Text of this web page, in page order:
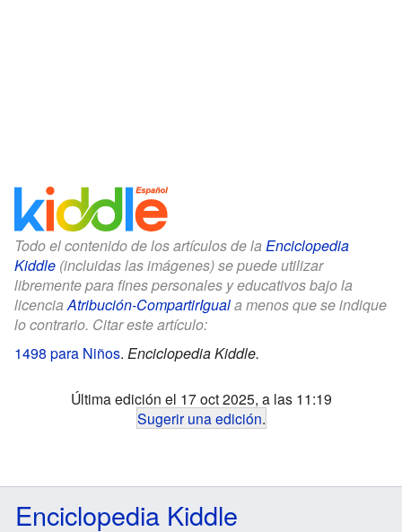
Todo el contenido de los artículos de la Enciclopedia
Kiddle (incluidas las imágenes) se puede utilizar
libremente para fines personales y educativos bajo la
licenciaAtribución-CompartirIguala menos que se indique
lo contrario. Citar este artículo:
1498 para Niños. Enciclopedia Kiddle.
Última edición el 17 oct 2025, a las 11:19
Sugerir una edición.
Enciclopedia Kiddle